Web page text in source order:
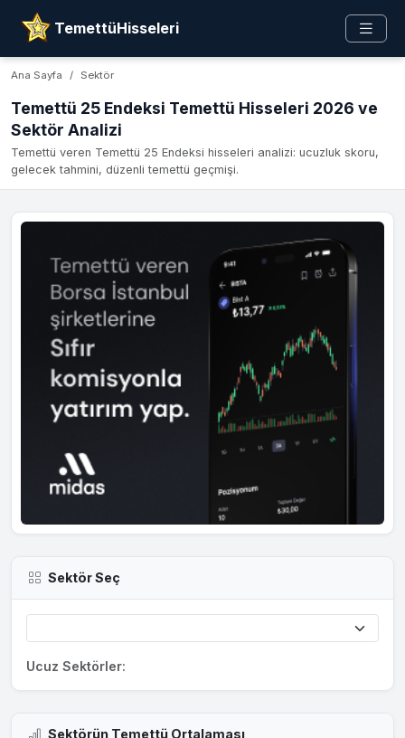
TemettüHisseleri
Ana Sayfa Sektör
Temettü 25 Endeksi Temettü Hisseleri 2026 ve
Sektör Analizi
Temettü veren Temettü 25 Endeksi hisseleri analizi: ucuzluk skoru,
gelecek tahmini, düzenli temettü geçmişi.
Sektör Seç
Ucuz Sektörler:
Sektörün Temettü Ortalaması